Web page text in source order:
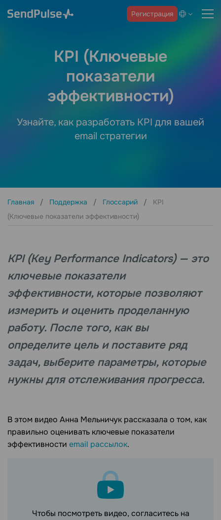
Регистрация
KPI (Ключевые
показатели
эффективности)
Узнайте, как разработать KPI для вашей
email стратегии
Главная Поддержка Глоссарий
KPI
(Ключевые показатели эффективности)
KPI (Key Performance Indicators) — это
ключевые показатели
эффективности, которые позволяют
измерить и оценить проделанную
работу. После того, как вы
определите цель и поставите ряд
задач, выберите параметры, которые
нужны для отслеживания прогресса.
В этом видео Анна Мельничук рассказала о том, как
правильно оценивать ключевые показатели
эффективности email рассылок.
Чтобы посмотреть видео, согласитесь на